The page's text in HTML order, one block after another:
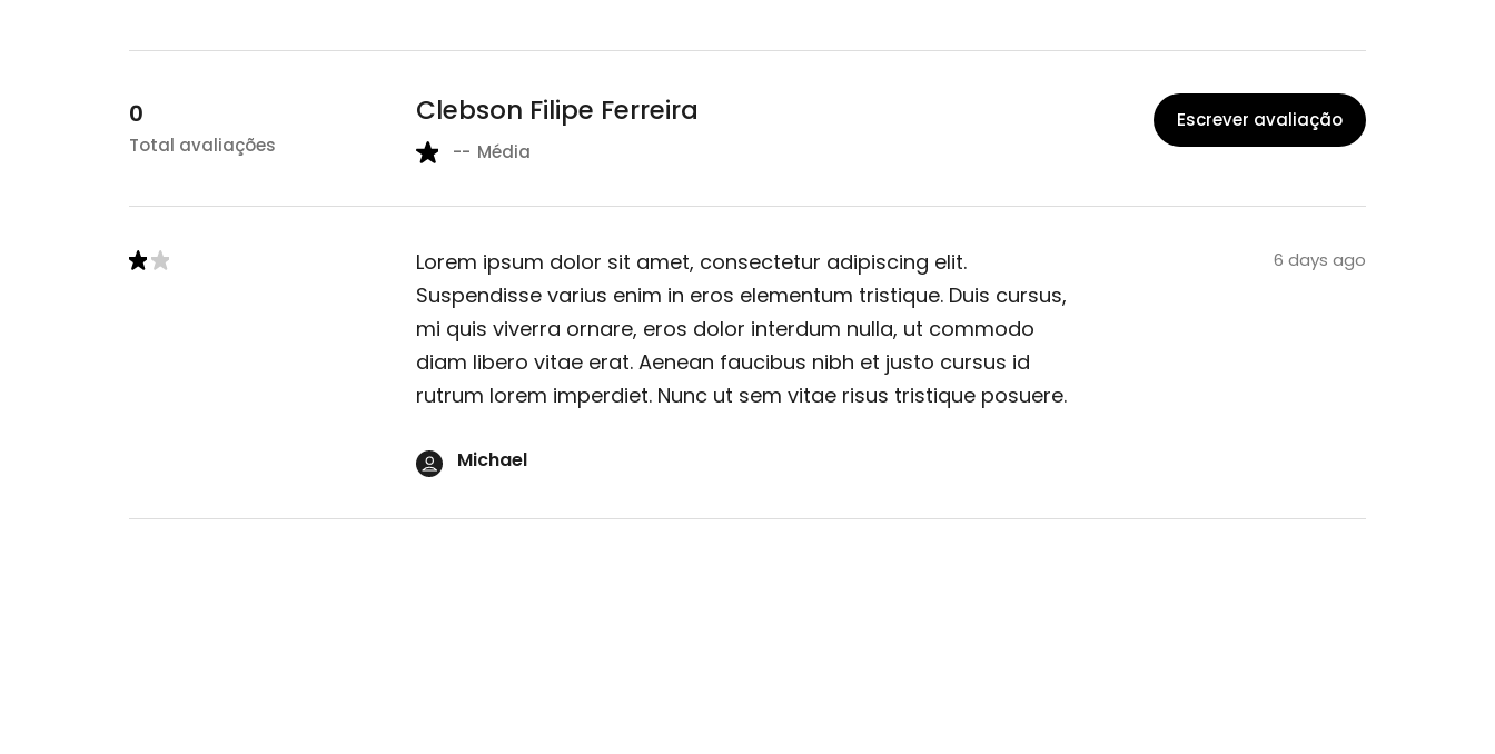
0
Total avaliações
Clebson Filipe Ferreira
-- Média
Escrever avaliação
Lorem ipsum dolor sit amet, consectetur adipiscing elit.
Suspendisse varius enim in eros elementum tristique. Duis cursus,
mi quis viverra ornare, eros dolor interdum nulla, ut commodo
diam libero vitae erat. Aenean faucibus nibh et justo cursus id
rutrum lorem imperdiet. Nunc ut sem vitae risus tristique posuere.
Michael
6 days ago